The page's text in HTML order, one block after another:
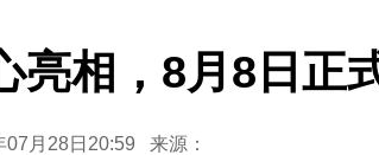
亮相，8月8日正
07月28日20:59 来源：